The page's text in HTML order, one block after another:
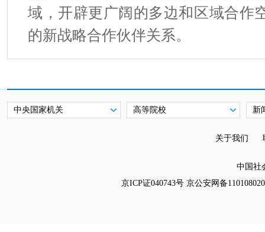
域，开辟更广阔的多边和区域合作
的新战略合作伙伴关系。
中央国家机关 高等院校 新
关于我们
中国社
京ICP证040743号 京公安网备